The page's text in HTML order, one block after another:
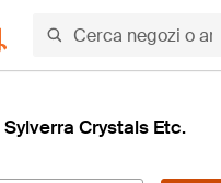
Sylverra Crystals Etc.